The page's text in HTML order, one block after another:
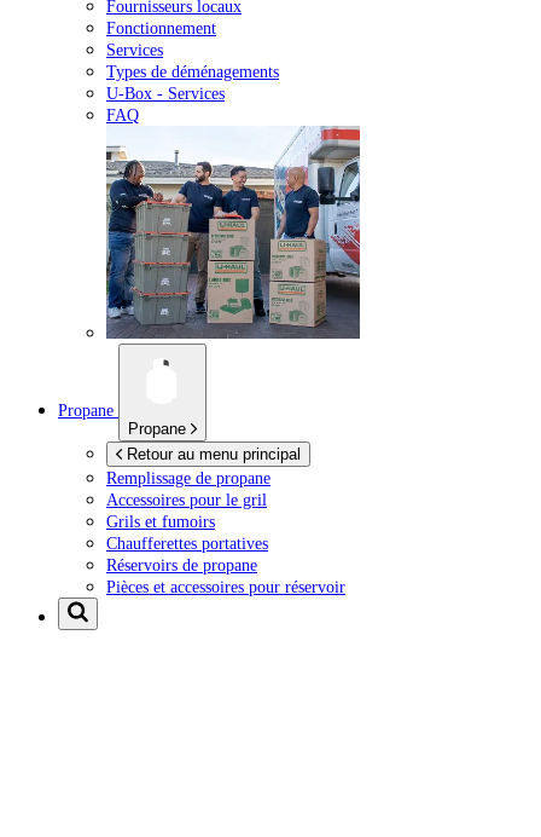
Fournisseurs locaux
Fonctionnement
Services
Types de déménagements
U-Box - Services
FAQ
Propane
Propane
Retour au menu principal
Remplissage de propane
Accessoires pour le gril
Grils et fumoirs
Chaufferettes portatives
Réservoirs de propane
Pièces et accessoires pour réservoir